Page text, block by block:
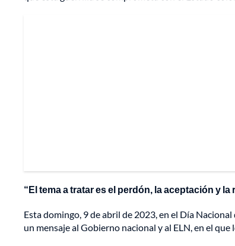
“El tema a tratar es el perdón, la aceptación y
Esta domingo, 9 de abril de 2023, en el Día
un mensaje al Gobierno nacional y al ELN, en el que